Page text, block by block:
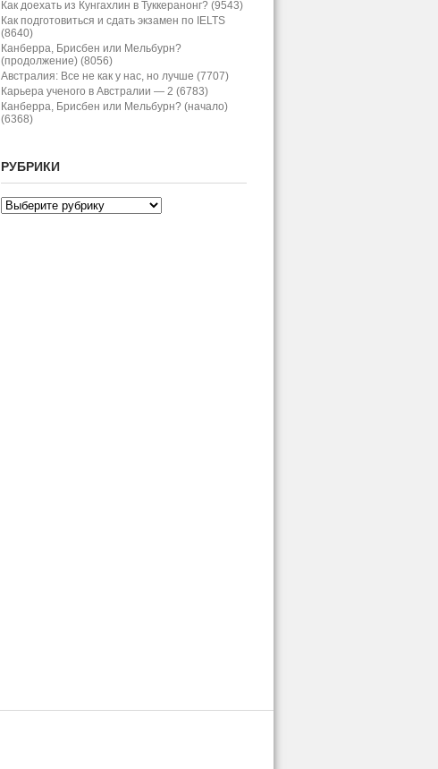
Как доехать из Кунгахлин в Туккеранонг? (9543)
Как подготовиться и сдать экзамен по IELTS
(8640)
Канберра, Брисбен или Мельбурн?
(продолжение) (8056)
Австралия: Все не как у нас, но лучше (7707)
Карьера ученого в Австралии — 2 (6783)
Канберра, Брисбен или Мельбурн? (начало)
(6368)
РУБРИКИ